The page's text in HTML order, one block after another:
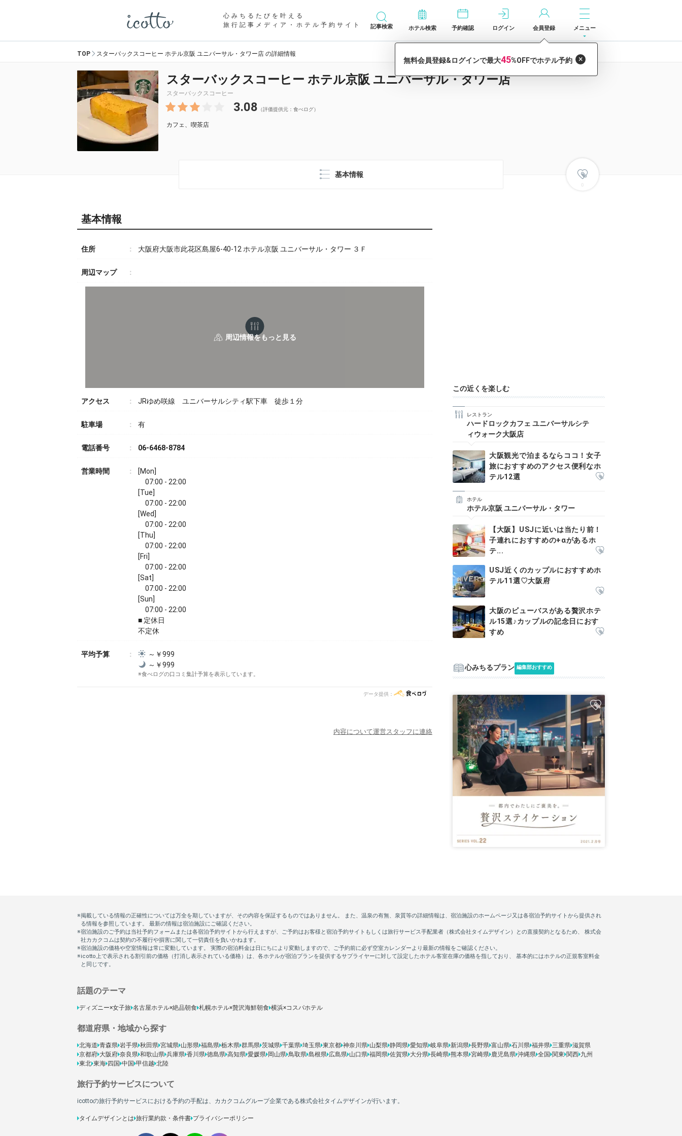
心みちるたびを叶える
旅行記事メディア・ホテル予約サイト
記事検索 ホテル検索 予約確認 ログイン 会員登録 メニュー
TOP スターバックスコーヒー ホテル京阪 ユニバーサル・タワー店 の詳細情報
スターバックスコーヒー ホテル京阪 ユニバーサル・タワー店
スターバックスコーヒー
3.08 （評価提供元：食べログ）
カフェ、喫茶店
基本情報
基本情報
住所 大阪府大阪市此花区島屋6-40-12 ホテル京阪 ユニバーサル・タワー ３Ｆ
周辺マップ
アクセス JRゆめ咲線 ユニバーサルシティ駅下車 徒歩１分
駐車場 有
電話番号 06-6468-8784
営業時間
[Mon]
07:00 - 22:00
[Tue]
07:00 - 22:00
[Wed]
07:00 - 22:00
[Thu]
07:00 - 22:00
[Fri]
07:00 - 22:00
[Sat]
07:00 - 22:00
[Sun]
07:00 - 22:00
■ 定休日
不定休
平均予算
～￥999
～￥999
※食べログの口コミ集計予算を表示しています。
データ提供：
内容について運営スタッフに連絡
この近くを楽しむ
レストラン
ハードロックカフェ ユニバーサルシテ
ィウォーク大阪店
大阪観光で泊まるならココ！女子
旅におすすめのアクセス便利なホ
テル12選
ホテル
ホテル京阪 ユニバーサル・タワー
【大阪】USJに近いは当たり前！
子連れにおすすめの+αがあるホ
テ...
USJ近くのカップルにおすすめホ
テル11選♡大阪府
大阪のビューバスがある贅沢ホテ
ル15選♪カップルの記念日におす
すめ
心みちるプラン 編集部おすすめ
話題のテーマ
ディズニー×女子旅 名古屋ホテル×絶品朝食 札幌ホテル×贅沢海鮮朝食 横浜×コスパホテル
都道府県・地域から探す
北海道 青森県 岩手県 秋田県 宮城県 山形県 福島県 栃木県 群馬県 茨城県 千葉県 埼玉県 東京都 神奈川県 山梨県 静岡県 愛知県 岐阜県 新潟県 長野県 富山県 石川県 福井県 三重県 滋賀県
京都府 大阪府 奈良県 和歌山県 兵庫県 香川県 徳島県 高知県 愛媛県 岡山県 鳥取県 島根県 広島県 山口県 福岡県 佐賀県 大分県 長崎県 熊本県 宮崎県 鹿児島県 沖縄県 全国 関東 関西 九州
東北 東海 四国 中国 甲信越 北陸
旅行予約サービスについて
icottoの旅行予約サービスにおける予約の手配は、カカクコムグループ企業である株式会社タイムデザインが行います。
タイムデザインとは 旅行業約款・条件書 プライバシーポリシー